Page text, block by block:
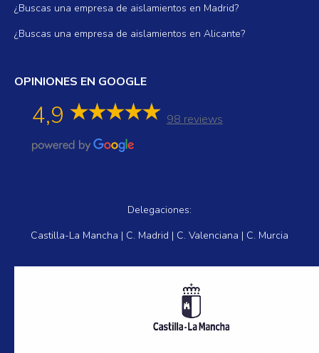
¿Buscas una empresa de aislamientos en Madrid?
¿Buscas una empresa de aislamientos en Alicante?
OPINIONES EN GOOGLE
4,9 98 reviews
Delegaciones:
Castilla-La Mancha | C. Madrid | C. Valenciana | C. Murcia